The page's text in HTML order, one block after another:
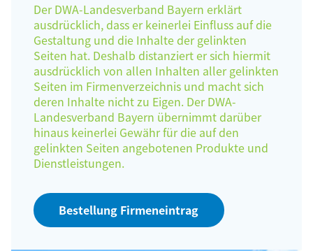
Der DWA-Landesverband Bayern erklärt
ausdrücklich, dass er keinerlei Einfluss auf die
Gestaltung und die Inhalte der gelinkten
Seiten hat. Deshalb distanziert er sich hiermit
ausdrücklich von allen Inhalten aller gelinkten
Seiten im Firmenverzeichnis und macht sich
deren Inhalte nicht zu Eigen. Der DWA-
Landesverband Bayern übernimmt darüber
hinaus keinerlei Gewähr für die auf den
gelinkten Seiten angebotenen Produkte und
Dienstleistungen.
Bestellung Firmeneintrag